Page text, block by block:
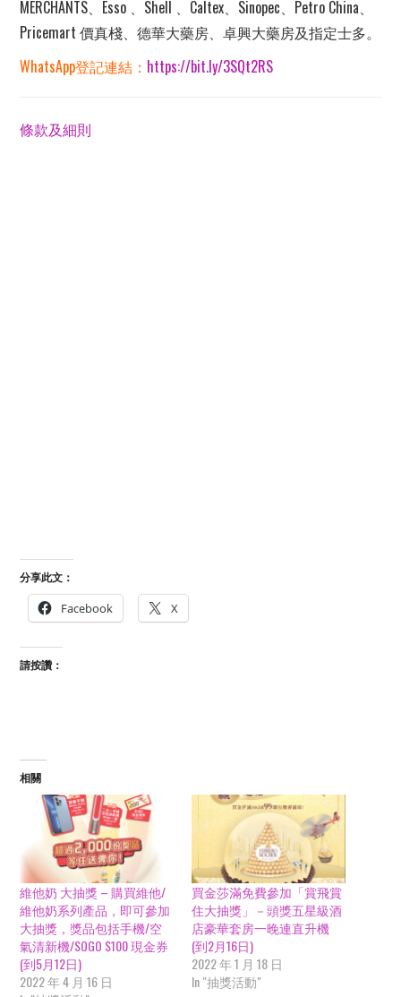
MERCHANTS、Esso 、Shell 、Caltex、Sinopec、Petro China、
Pricemart 價真棧、德華大藥房、卓興大藥房及指定士多。
WhatsApp登記連結： https://bit.ly/3SQt2RS
條款及細則
分享此文：
Facebook X
請按讚：
相關
維他奶 大抽獎 – 購買維他/
維他奶系列產品，即可參加
大抽獎，獎品包括手機/空
氣清新機/SOGO $100 現金券
(到5月12日)
2022 年 4 月 16 日
買金莎滿免費參加「賞飛賞
住大抽獎」－頭獎五星級酒
店豪華套房一晚連直升機
(到2月16日)
2022 年 1 月 18 日
In "抽獎活動"